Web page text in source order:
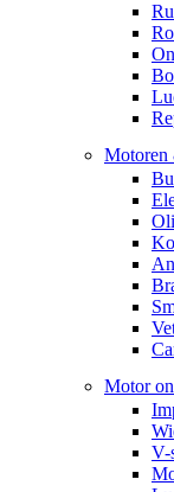
Motoren
Motor
V-